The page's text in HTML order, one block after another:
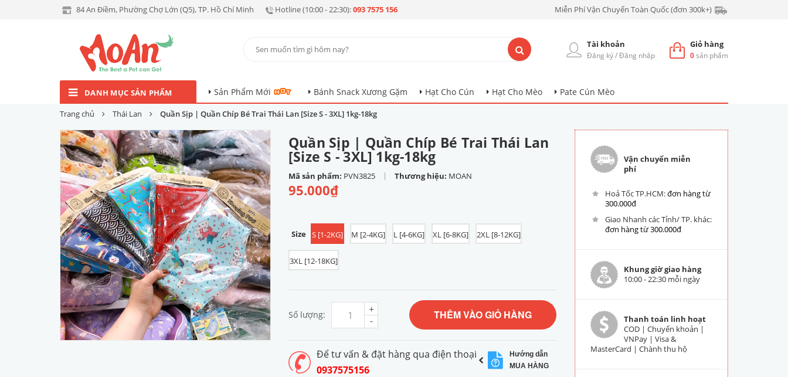
84 An Điềm, Phường Chợ Lớn (Q5), TP. Hồ Chí Minh Hotline (10:00 - 22:30):093 7575 156 Miễn Phí Vận Chuyển Toàn Quốc (đơn 300k+)
Giỏ hàng
0sản phẩm
Tài khoản
Đăng ký/Đăng nhập
DANH MỤC SẢN PHẨM Sản Phẩm Mới Bánh Snack Xương Gặm Hạt Cho Cún Hạt Cho Mèo Pate Cún Mèo
Trang chủ Thái Lan Quần Sịp | Quần Chíp Bé Trai Thái Lan [Size S - 3XL] 1kg-18kg
Quần Sịp | Quần Chíp Bé Trai Thái Lan
[Size S - 3XL] 1kg-18kg
Mã sản phẩm: PVN3825 | Thương hiệu: MOAN
95.000₫
Size S [1-2KG] M [2-4KG] L [4-6KG] XL [6-8KG] 2XL [8-12KG]
3XL [12-18KG]
Số lượng: -
+ THÊM VÀO GIỎ HÀNG
Để tư vấn & đặt hàng qua điện thoại
0937575156
Hướng dẫn
MUA HÀNG
Vận chuyển miễn
phí
Hoả Tốc TP.HCM:đơn hàng từ
300.000đ
Giao Nhanh các Tỉnh/ TP. khác:
đơn hàng từ 300.000đ
Khung giờ giao hàng
10:00 - 22:30 mỗi ngày
Thanh toán linh hoạt
COD | Chuyển khoản |
VNPay | Visa &
MasterCard | Chành thu hộ